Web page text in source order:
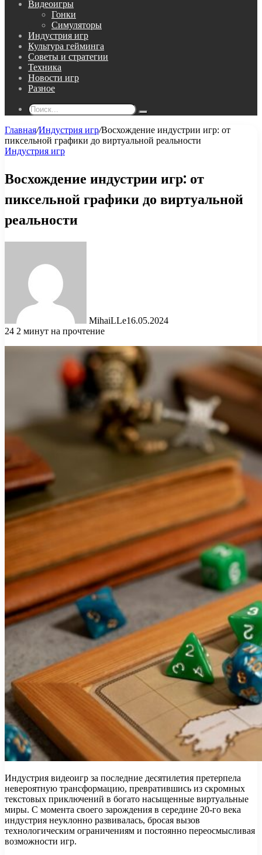
Видеоигры
Гонки
Симуляторы
Индустрия игр
Культура гейминга
Советы и стратегии
Техника
Новости игр
Разное
Поиск...
Главная/Индустрия игр/Восхождение индустрии игр: от
пиксельной графики до виртуальной реальности
Индустрия игр
Восхождение индустрии игр: от
пиксельной графики до виртуальной
реальности
MihaiLLe16.05.2024
24 2 минут на прочтение
Индустрия видеоигр за последние десятилетия претерпела
невероятную трансформацию, превратившись из скромных
текстовых приключений в богато насыщенные виртуальные
миры. С момента своего зарождения в середине 20-го века
индустрия неуклонно развивалась, бросая вызов
технологическим ограничениям и постоянно переосмысливая
возможности игр.